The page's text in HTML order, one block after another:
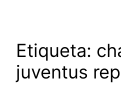
Etiqueta:
juventus